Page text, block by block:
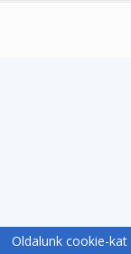
Oldalunk cookie-